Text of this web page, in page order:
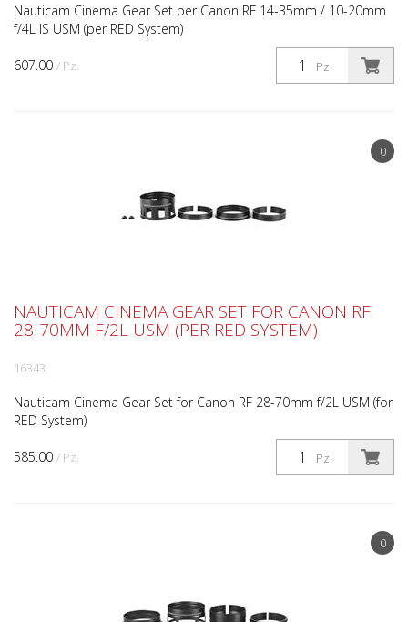
607.00 / Pz. Pz.
Nauticam Cinema Gear Set per Canon RF 14-35mm / 10-20mm
f/4L IS USM (per RED System)
0
585.00 / Pz. Pz.
NAUTICAM CINEMA GEAR SET FOR CANON RF
28-70MM F/2L USM (PER RED SYSTEM)
16343
Nauticam Cinema Gear Set for Canon RF 28-70mm f/2L USM (for
RED System)
0